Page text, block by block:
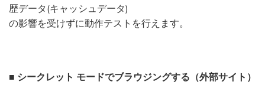
歴データ(キャッシュデータ)
の影響を受けずに動作テストを行えます。
■ シークレット モードでブラウジングする（外部サイト）